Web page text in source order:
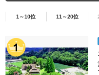
1～10位 11～20位